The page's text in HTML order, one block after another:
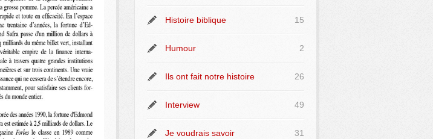
Histoire biblique 15
Humour 2
Ils ont fait notre histoire 26
Interview 49
Je voudrais savoir 31